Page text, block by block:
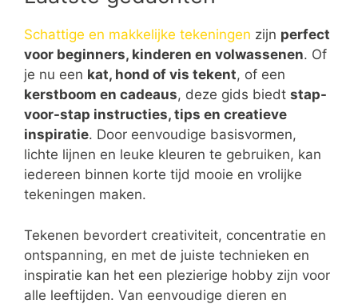
Schattige en makkelijke tekeningen zijn perfect
voor beginners, kinderen en volwassenen. Of
je nu een kat, hond of vis tekent, of een
kerstboom en cadeaus, deze gids biedt stap-
voor-stap instructies, tips en creatieve
inspiratie. Door eenvoudige basisvormen,
lichte lijnen en leuke kleuren te gebruiken, kan
iedereen binnen korte tijd mooie en vrolijke
tekeningen maken.
Tekenen bevordert creativiteit, concentratie en
ontspanning, en met de juiste technieken en
inspiratie kan het een plezierige hobby zijn voor
alle leeftijden. Van eenvoudige dieren en